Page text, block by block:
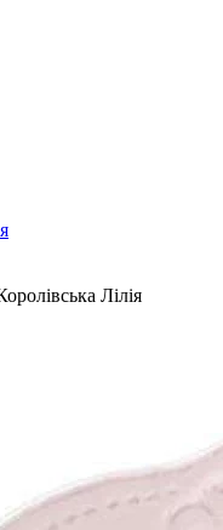
Лілія